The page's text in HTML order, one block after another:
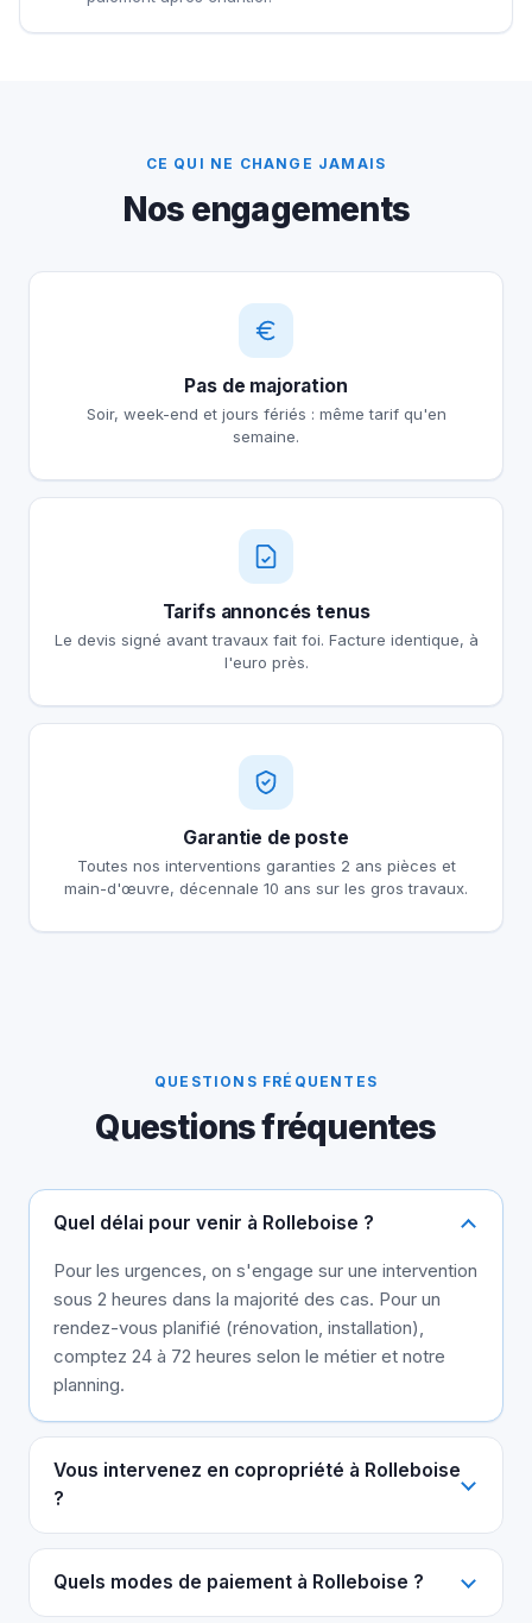
CE QUI NE CHANGE JAMAIS
Nos engagements
Pas de majoration
Soir, week-end et jours fériés : même tarif qu'en
semaine.
Tarifs annoncés tenus
Le devis signé avant travaux fait foi. Facture identique, à
l'euro près.
Garantie de poste
Toutes nos interventions garanties 2 ans pièces et
main-d'œuvre, décennale 10 ans sur les gros travaux.
QUESTIONS FRÉQUENTES
Questions fréquentes
Quel délai pour venir à Rolleboise ?
Pour les urgences, on s'engage sur une intervention
sous 2 heures dans la majorité des cas. Pour un
rendez-vous planifié (rénovation, installation),
comptez 24 à 72 heures selon le métier et notre
planning.
Vous intervenez en copropriété à Rolleboise
?
Quels modes de paiement à Rolleboise ?